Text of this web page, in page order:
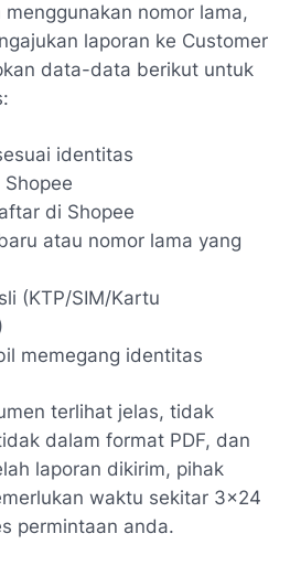
nomor lama,
laporan ke Customer
data-data berikut untuk
identitas
di Shopee
atau nomor lama yang
(KTP/SIM/Kartu
memegang identitas
terlihat jelas, tidak
dalam format PDF, dan
laporan dikirim, pihak
waktu sekitar 3x24
permintaan anda.